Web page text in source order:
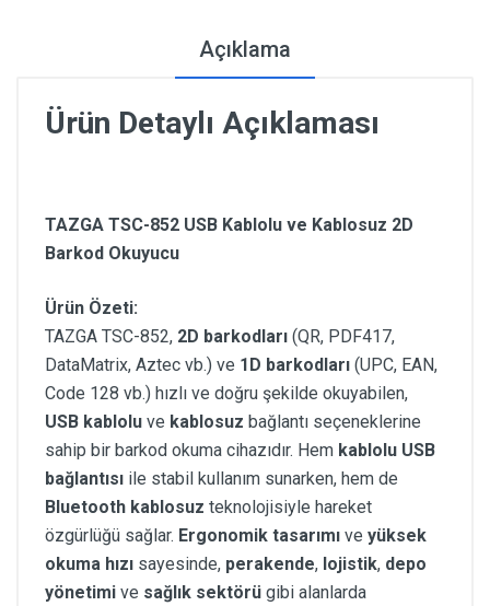
Açıklama
Ürün Detaylı Açıklaması
TAZGA TSC-852 USB Kablolu ve Kablosuz 2D
Barkod Okuyucu
Ürün Özeti:
TAZGA TSC-852, 2D barkodları (QR, PDF417,
DataMatrix, Aztec vb.) ve 1D barkodları (UPC, EAN,
Code 128 vb.) hızlı ve doğru şekilde okuyabilen,
USB kablolu ve kablosuz bağlantı seçeneklerine
sahip bir barkod okuma cihazıdır. Hem kablolu USB
bağlantısı ile stabil kullanım sunarken, hem de
Bluetooth kablosuz teknolojisiyle hareket
özgürlüğü sağlar. Ergonomik tasarımı ve yüksek
okuma hızı sayesinde, perakende, lojistik, depo
yönetimi ve sağlık sektörü gibi alanlarda